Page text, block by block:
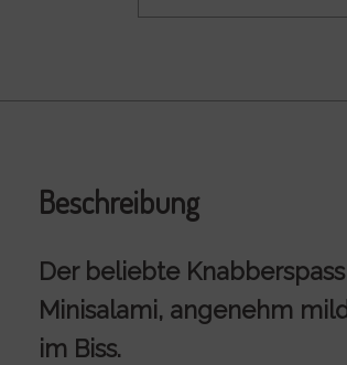
Beschreibung
Der beliebte
Minisalami, angenehm
im Biss.